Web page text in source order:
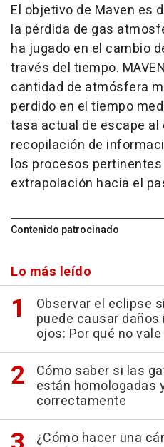
El objetivo de Maven es
la pérdida de gas
ha jugado en el cambio
través del tiempo.
cantidad de atmósfera
perdido en el tiempo
tasa actual de escape al
recopilación de
los procesos
extrapolación hacia el
Contenido patrocinado
Lo más leído
Observar el eclipse
puede causar
ojos: Por qué no
Cómo saber si las
están homologadas
correctamente
¿Cómo hacer una